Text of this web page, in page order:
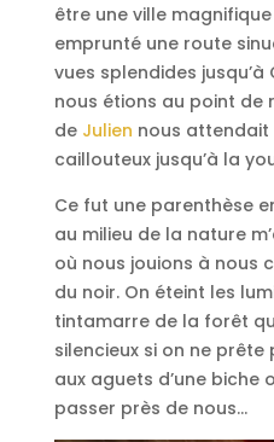
être une ville
emprunté une route
vues splendides jusqu’à
nous étions au point de
de Julien nous attendait
caillouteux jusqu’à la
Ce fut une parenthèse
au milieu de la nature
où nous jouions à nous
du noir. On éteint les
tintamarre de la forêt
silencieux si on ne prête
aux aguets d’une biche
passer près de nous…